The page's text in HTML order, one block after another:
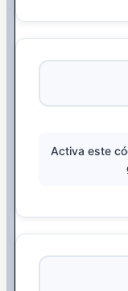
Activa este